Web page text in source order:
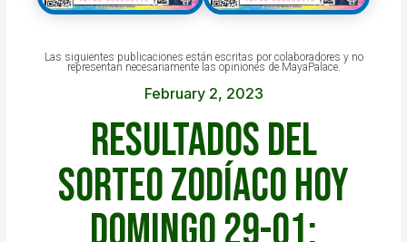
Las siguientes publicaciones están escritas por colaboradores y no
representan necesariamente las opiniones de MayaPalace.
February 2, 2023
Resultados del
Sorteo Zodíaco HOY